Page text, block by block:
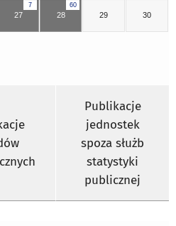
7
27
60
28 29 30
Publikacje
jednostek
spoza służb
statystyki
publicznej